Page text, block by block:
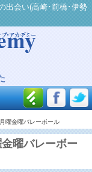
出会い(高崎･前橋･伊勢
曜金曜バレーボール
曜バレーボー